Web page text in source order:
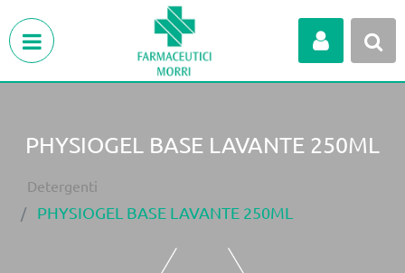
PHYSIOGEL BASE LAVANTE 250ML
Detergenti
PHYSIOGEL BASE LAVANTE 250ML